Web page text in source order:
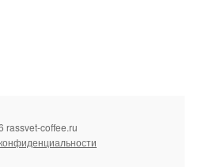
rassvet-coffee.ru